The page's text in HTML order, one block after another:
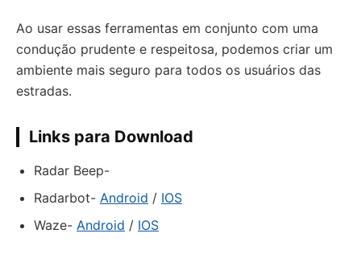
Ao usar essas ferramentas em conjunto com uma
condução prudente e respeitosa, podemos criar um
ambiente mais seguro para todos os usuários das
estradas.
Links para Download
Radar Beep-
Radarbot- Android / IOS
Waze- Android / IOS